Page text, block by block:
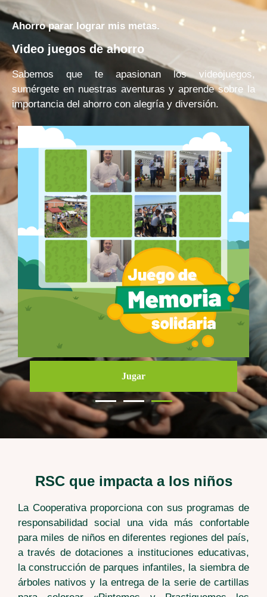
Ahorro parar lograr mis metas.
Video juegos de ahorro
Sabemos que te apasionan los videojuegos,
sumérgete en nuestras aventuras y aprende sobre la
importancia del ahorro con alegría y diversión.
Jugar
RSC que impacta a los niños
La Cooperativa proporciona con sus programas de
responsabilidad social una vida más confortable
para miles de niños en diferentes regiones del país,
a través de dotaciones a instituciones educativas,
la construcción de parques infantiles, la siembra de
árboles nativos y la entrega de la serie de cartillas